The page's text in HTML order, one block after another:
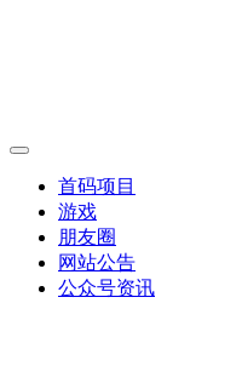
首码项目
游戏
朋友圈
网站公告
公众号资讯